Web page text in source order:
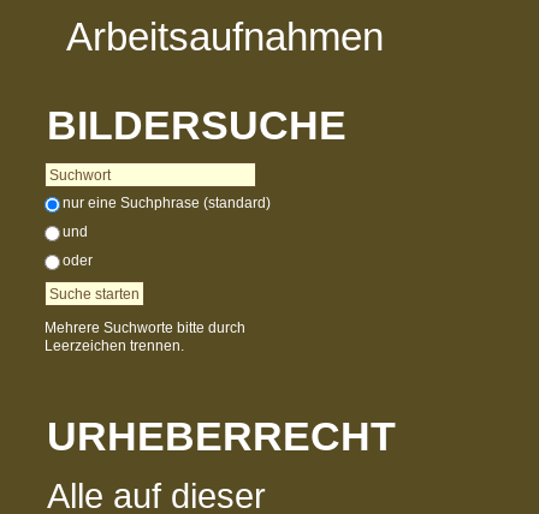
Arbeitsaufnahmen
BILDERSUCHE
nur eine Suchphrase (standard)
und
oder
Mehrere Suchworte bitte durch
Leerzeichen trennen.
URHEBERRECHT
Alle auf dieser